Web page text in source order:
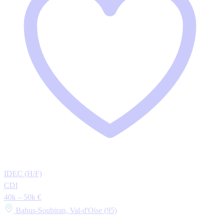
IDEC (H/F)
CDI
40k – 50k €
Bahus-Soubiran, Val-d'Oise (95)